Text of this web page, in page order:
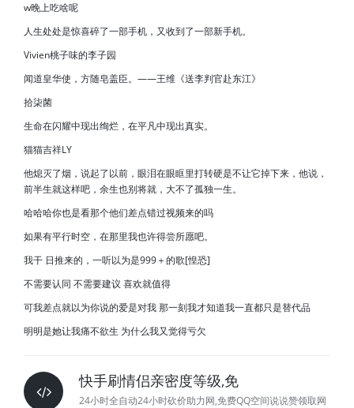
w晚上吃啥呢
人生处处是惊喜碎了一部手机，又收到了一部新手机。
Vivien桃子味的李子园
闻道皇华使，方随皂盖臣。——王维《送李判官赴东江》
拾柒菌
生命在闪耀中现出绚烂，在平凡中现出真实。
猫猫吉祥LY
他熄灭了烟，说起了以前，眼泪在眼眶里打转硬是不让它掉下来，他说，
前半生就这样吧，余生也别将就，大不了孤独一生。
哈哈哈你也是看那个他们差点错过视频来的吗
如果有平行时空，在那里我也许得尝所愿吧。
我干 日推来的，一听以为是999＋的歌[惶恐]
不需要认同 不需要建议 喜欢就值得
可我差点就以为你说的爱是对我 那一刻我才知道我一直都只是替代品
明明是她让我痛不欲生 为什么我又觉得亏欠
快手刷情侣亲密度等级,免
24小时全自动24小时砍价助力网,免费QQ空间说说赞领取网